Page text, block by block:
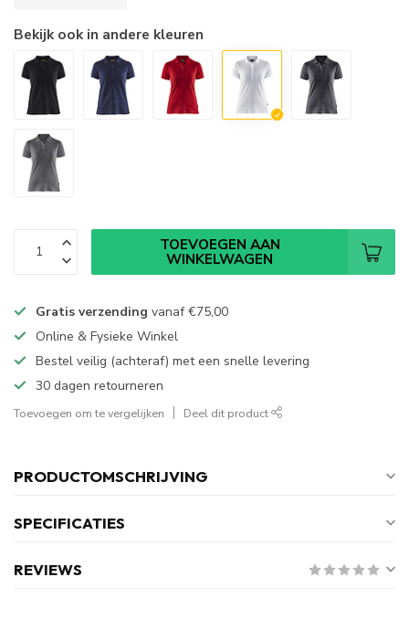
Bekijk ook in andere kleuren
TOEVOEGEN AAN
WINKELWAGEN
Gratis verzending vanaf€75,00
Online & Fysieke Winkel
Bestel veilig (achteraf) met een snelle levering
30 dagen retourneren
Toevoegen om te vergelijken Deel dit product
PRODUCTOMSCHRIJVING
SPECIFICATIES
REVIEWS